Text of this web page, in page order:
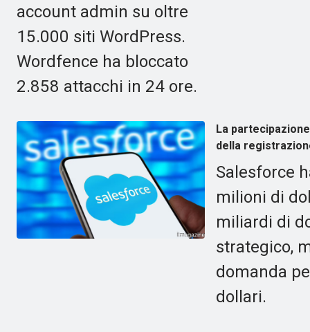
account admin su oltre
15.000 siti WordPress.
Wordfence ha bloccato
2.858 attacchi in 24 ore.
La
della
Salesforce
milioni di
miliardi di
strategico,
domanda
dollari.